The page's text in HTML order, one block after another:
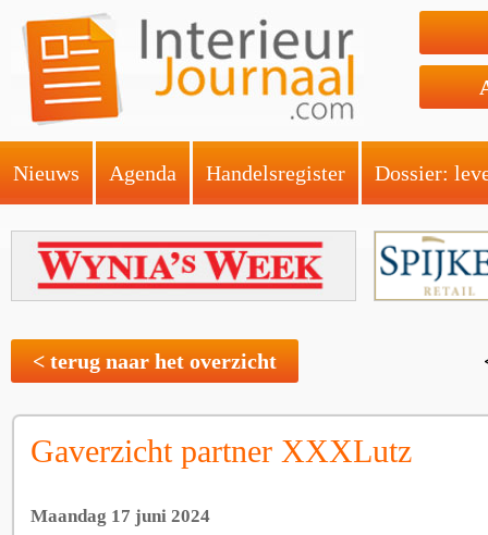
Nieuws Agenda Handelsregister Dossier:
< terug naar het overzicht
Gaverzicht partner XXXLutz
Maandag 17 juni 2024